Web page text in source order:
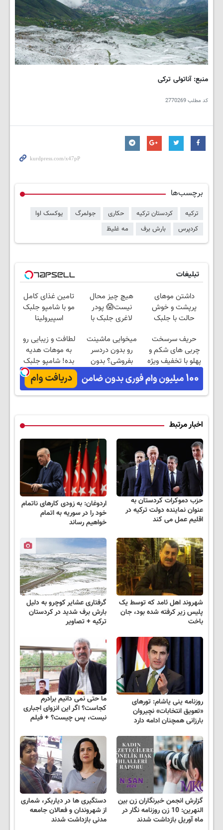
منبع: آناتولی ترکی
کد مطلب2770269
برچسب‌ها
ترکیه کردستان ترکیه حکاری جولمرگ
یوکسک اوا
کردپرس
بارش برف مه غلیظ
تبلیغات
داشتن موهای
پرپشت و خوش
حالت با جلبک
هیچ چیز محال
نیست😱 پودر
لاغری جلبک با
تامین غذای کامل
مو با شامپو جلبک
اسپیرولینا
حریف سرسخت
چربی های شکم و
پهلو با تخفیف ویژه
ی جام جهانی
میخوایی ماشینت
رو بدون دردسر
بفروشی؟ بدون
کمیسیون
لطافت و زیبایی رو
به موهات هدیه
بده! شامپو جلبک
اسپیرولینا
اخبار مرتبط
حزب دموکرات کردستان به
عنوان نماینده دولت ترکیه در
اقلیم عمل می کند
اردوغان: به زودی کارهای ناتمام
خود را در سوریه به اتمام
خواهیم رساند
شهروند اهل ئامد که توسط یک
پلیس زیر کرفته شده بود، جان
باخت
گرفتاری عشایر کوچرو به دلیل
بارش برف شدید در کردستان
ترکیه + تصاویر
روزنامه ینی یاشام: تورهای
«تعویق انتخابات» نچیروان
بارزانی همچنان ادامه دارد
ما حتی نمی دانیم برادرم
کجاست؟ اگر این انزوای اجباری
نیست، پس چیست؟ + فیلم
گزارش انجمن خبرنگاران زن بین
النهرین: 10 زن روزنامه نگار در
ماه آوریل بازداشت شدند
دستگیری ها در دیاربکر، شماری
از شهروندان و فعالان جامعه
مدنی بازداشت شدند